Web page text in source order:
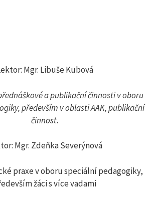
Mgr. Libuše Kubová
a publikační činnosti v oboru
především v oblasti AAK, publikační
činnost.
Mgr. Zdeňka Severýnová
praxe v oboru speciální pedagogiky,
žáci s více vadami